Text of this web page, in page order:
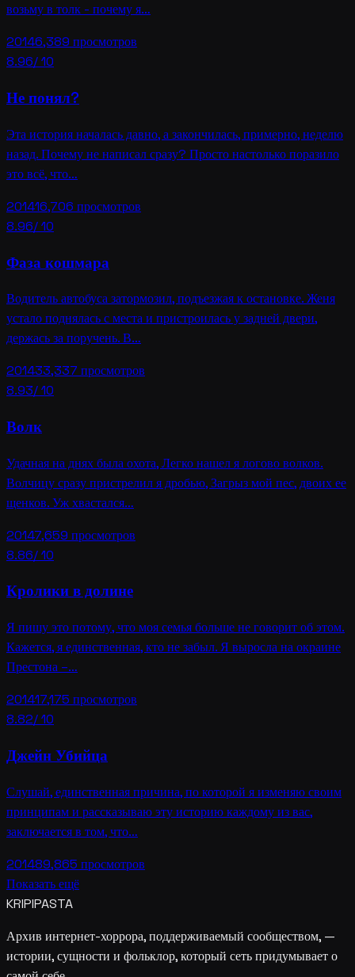
возьму в толк - почему я…
20146,389 просмотров
8.96/ 10
Не понял?
Эта история началась давно, а закончилась, примерно, неделю
назад. Почему не написал сразу? Просто настолько поразило
это всё, что…
201416,706 просмотров
8.96/ 10
Фаза кошмара
Водитель автобуса затормозил, подъезжая к остановке. Женя
устало поднялась с места и пристроилась у задней двери,
держась за поручень. В…
201433,337 просмотров
8.93/ 10
Волк
Удачная на днях была охота, Легко нашел я логово волков.
Волчицу сразу пристрелил я дробью, Загрыз мой пес, двоих ее
щенков. Уж хвастался…
20147,659 просмотров
8.86/ 10
Кролики в долине
Я пишу это потому, что моя семья больше не говорит об этом.
Кажется, я единственная, кто не забыл. Я выросла на окраине
Престона –…
201417,175 просмотров
8.82/ 10
Джейн Убийца
Слушай, единственная причина, по которой я изменяю своим
принципам и рассказываю эту историю каждому из вас,
заключается в том, что…
201489,865 просмотров
Показать ещё
KRIPIPASTA
Архив интернет-хоррора, поддерживаемый сообществом, —
истории, сущности и фольклор, который сеть придумывает о